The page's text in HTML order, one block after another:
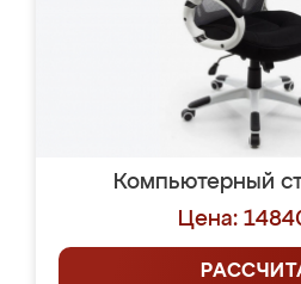
Компьютерный
Цена: